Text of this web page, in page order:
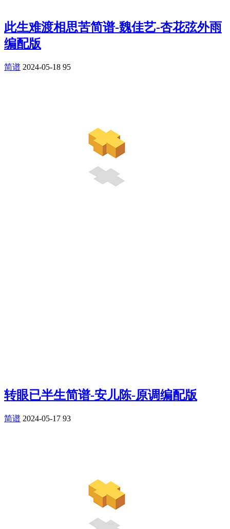
此生难渡相思苦简谱-魏佳艺-杏花弦外雨
编配版
简谱 2024-05-18 95
转眼已半生简谱-安儿陈-原调编配版
简谱 2024-05-17 93